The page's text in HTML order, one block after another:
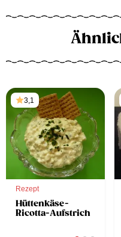
3,1
Rezept
Hüttenkäse-
Ricotta-Aufstrich